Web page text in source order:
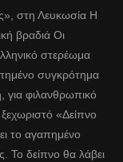
στη Λευκωσία Η
βραδιά Οι
στερέωμα
συγκρότημα
για φιλανθρωπικό
«Δείπνο
το αγαπημένο
Το δείπνο θα λάβει